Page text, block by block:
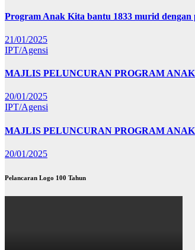
Program Anak Kita bantu 1833 murid dengan
21/01/2025
IPT/Agensi
MAJLIS PELUNCURAN PROGRAM
20/01/2025
IPT/Agensi
MAJLIS PELUNCURAN PROGRAM
20/01/2025
Pelancaran Logo 100 Tahun